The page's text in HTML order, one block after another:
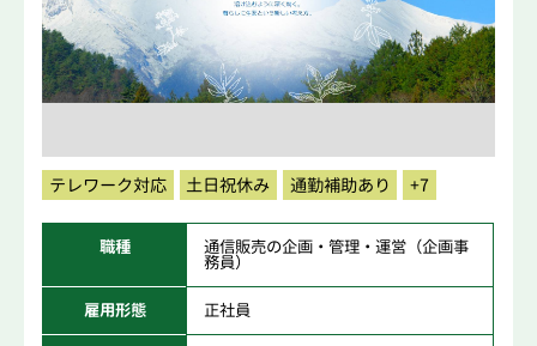
テレワーク対応 土日祝休み 通勤補助あり +7
職種 通信販売の企画・管理・運営（企画事
務員）
雇用形態 正社員